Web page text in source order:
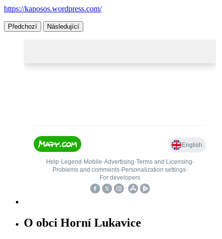
https://kaposos.wordpress.com/
Předchozí Následující
O obci Horní Lukavice